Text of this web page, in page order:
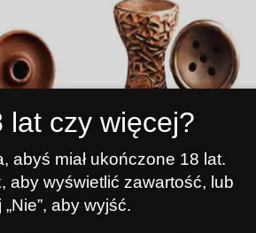
ART
Mamy go w sprzedaży
KUBEK DO FAJKI WODNEJ ART
BAR TURECKI ROCK
€2500
lat czy więcej?
abyś miał ukończone 18 lat.
aby wyświetlić zawartość, lub
„Nie”, aby wyjść.